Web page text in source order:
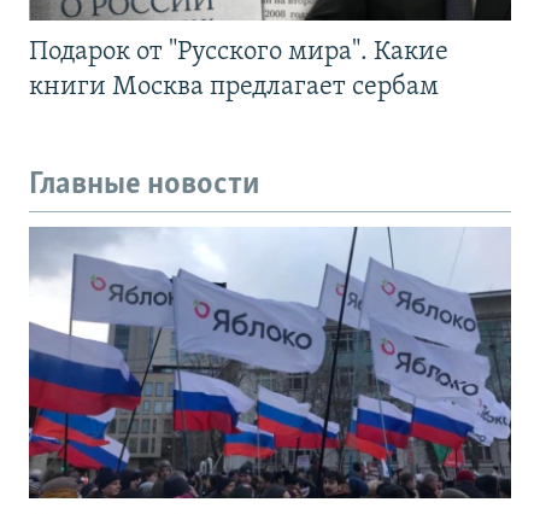
Подарок от "Русского мира". Какие
книги Москва предлагает сербам
Главные новости